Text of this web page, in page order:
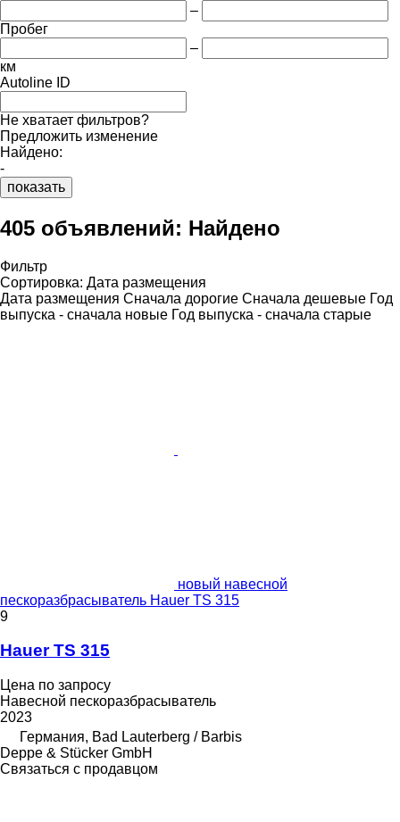
–
Пробег
–
км
Autoline ID
Не хватает фильтров?
Предложить изменение
Найдено:
-
показать
405 объявлений: Найдено
Фильтр
Сортировка: Дата размещения
Дата размещения Сначала дорогие Сначала дешевые Год
выпуска - сначала новые Год выпуска - сначала старые
новый навесной
пескоразбрасыватель Hauer TS 315
9
Hauer TS 315
Цена по запросу
Навесной пескоразбрасыватель
2023
Германия, Bad Lauterberg / Barbis
Deppe & Stücker GmbH
Связаться с продавцом